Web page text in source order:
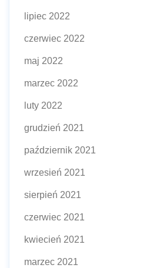
lipiec 2022
czerwiec 2022
maj 2022
marzec 2022
luty 2022
grudzień 2021
październik 2021
wrzesień 2021
sierpień 2021
czerwiec 2021
kwiecień 2021
marzec 2021